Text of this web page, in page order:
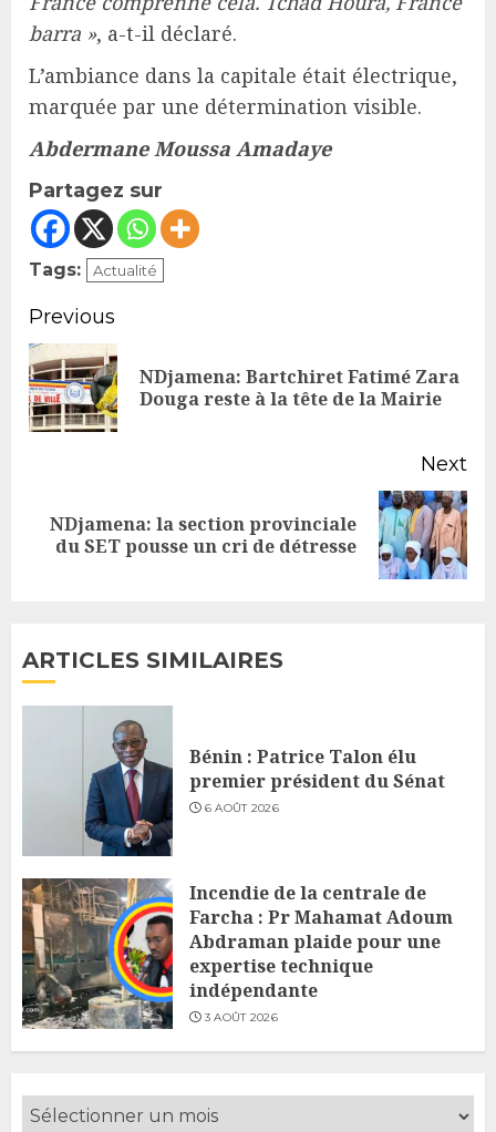
barra », a-t-il déclaré.
L’ambiance dans la capitale était électrique,
marquée par une détermination visible.
Abdermane Moussa Amadaye
Partagez sur
Tags: Actualité
Continue
Reading
Previous
NDjamena: Bartchiret Fatimé Zara
Douga reste à la tête de la Mairie
Next
Next
post:
NDjamena: la section provinciale
du SET pousse un cri de détresse
ARTICLES SIMILAIRES
Bénin : Patrice Talon élu
premier président du Sénat
6 AOÛT 2026
Incendie de la centrale de
Farcha : Pr Mahamat Adoum
Abdraman plaide pour une
expertise technique
indépendante
3 AOÛT 2026